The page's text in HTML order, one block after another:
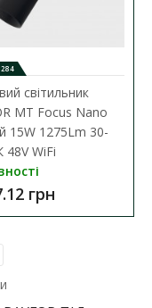
Accent білий 18W
світильник
MT Focus Nano
15W 1275Lm 30-
48V WiFi
грн